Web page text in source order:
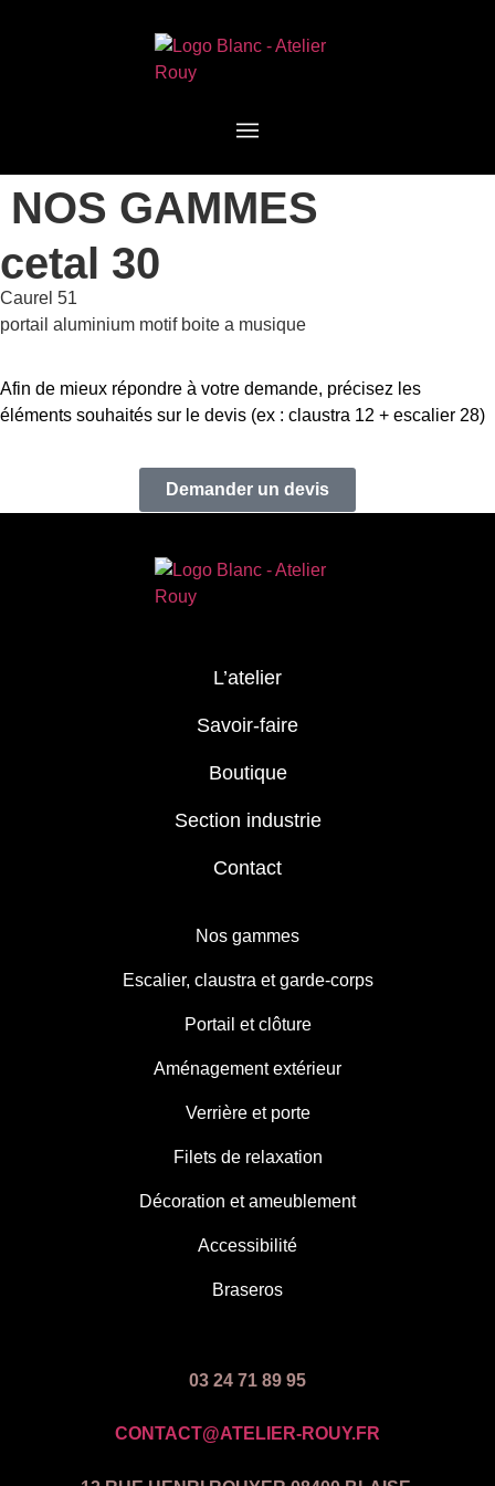
NOS GAMMES
cetal 30
Caurel 51
portail aluminium motif boite a musique
Afin de mieux répondre à votre demande, précisez les
éléments souhaités sur le devis (ex : claustra 12 + escalier 28)
Demander un devis
L’atelier
Savoir-faire
Boutique
Section industrie
Contact
Nos gammes
Escalier, claustra et garde-corps
Portail et clôture
Aménagement extérieur
Verrière et porte
Filets de relaxation
Décoration et ameublement
Accessibilité
Braseros
03 24 71 89 95
CONTACT@ATELIER-ROUY.FR